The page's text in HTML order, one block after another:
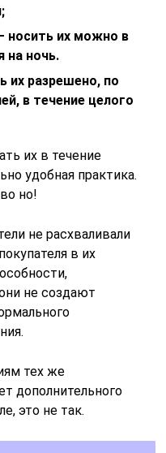
носить их можно в
на ночь.
их разрешено, по
в течение целого
их в течение
удобная практика.
но!
не расхваливали
в их
не создают
тех же
дополнительного
это не так.